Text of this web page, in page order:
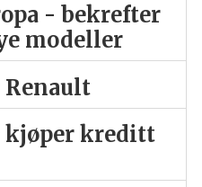
- bekrefter
modeller
Renault
kjøper kreditt